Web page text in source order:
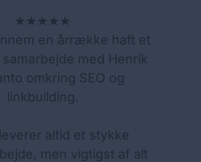
★★★★★
en årrække haft et
med Henrik
omkring SEO og
linkbuilding.
altid et stykke
men vigtigst af alt